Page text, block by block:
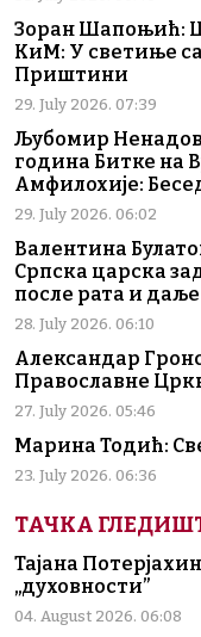
Зоран Шапоњић:
КиМ: У светиње
Приштини
29. July 2026. 07:39
Љубомир
година Битке на
Амфилохије:
29. July 2026. 06:02
Валентина
Српска царска
после рата и
28. July 2026. 06:10
Александар
Православне
27. July 2026. 05:46
Марина Тодић:
23. July 2026. 06:36
ТАЧКА
Тајана
„духовности”
04. August 2026. 06:08